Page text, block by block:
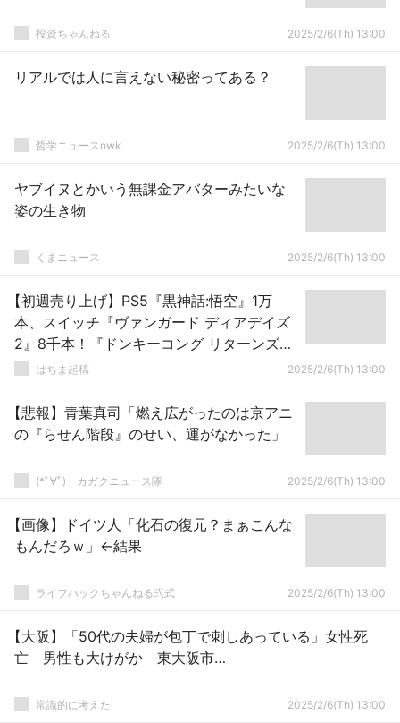
投資ちゃんねる 2025/2/6(Th) 13:00
リアルでは人に言えない秘密ってある？
哲学ニュースnwk 2025/2/6(Th) 13:00
ヤブイヌとかいう無課金アバターみたいな
姿の生き物
くまニュース 2025/2/6(Th) 13:00
【初週売り上げ】PS5『黒神話:悟空』1万
本、スイッチ『ヴァンガード ディアデイズ
2』8千本！『ドンキーコング リターンズ
HD』相変わらず好調
はちま起稿 2025/2/6(Th) 13:00
【悲報】青葉真司「燃え広がったのは京アニ
の『らせん階段』のせい、運がなかった」
(*ﾟ∀ﾟ)ゞカガクニュース隊 2025/2/6(Th) 13:00
【画像】ドイツ人「化石の復元？まぁこんな
もんだろｗ」←結果
ライフハックちゃんねる弐式 2025/2/6(Th) 13:00
【大阪】「50代の夫婦が包丁で刺しあっている」女性死
亡 男性も大けがか 東大阪市…
常識的に考えた 2025/2/6(Th) 13:00